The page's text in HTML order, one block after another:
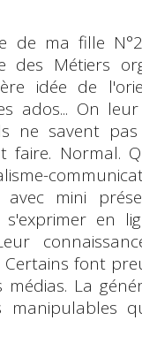
de ma fille
des Métiers
idée de
ados... On
ne savent
faire. Normal.
avec mini
en
font
La